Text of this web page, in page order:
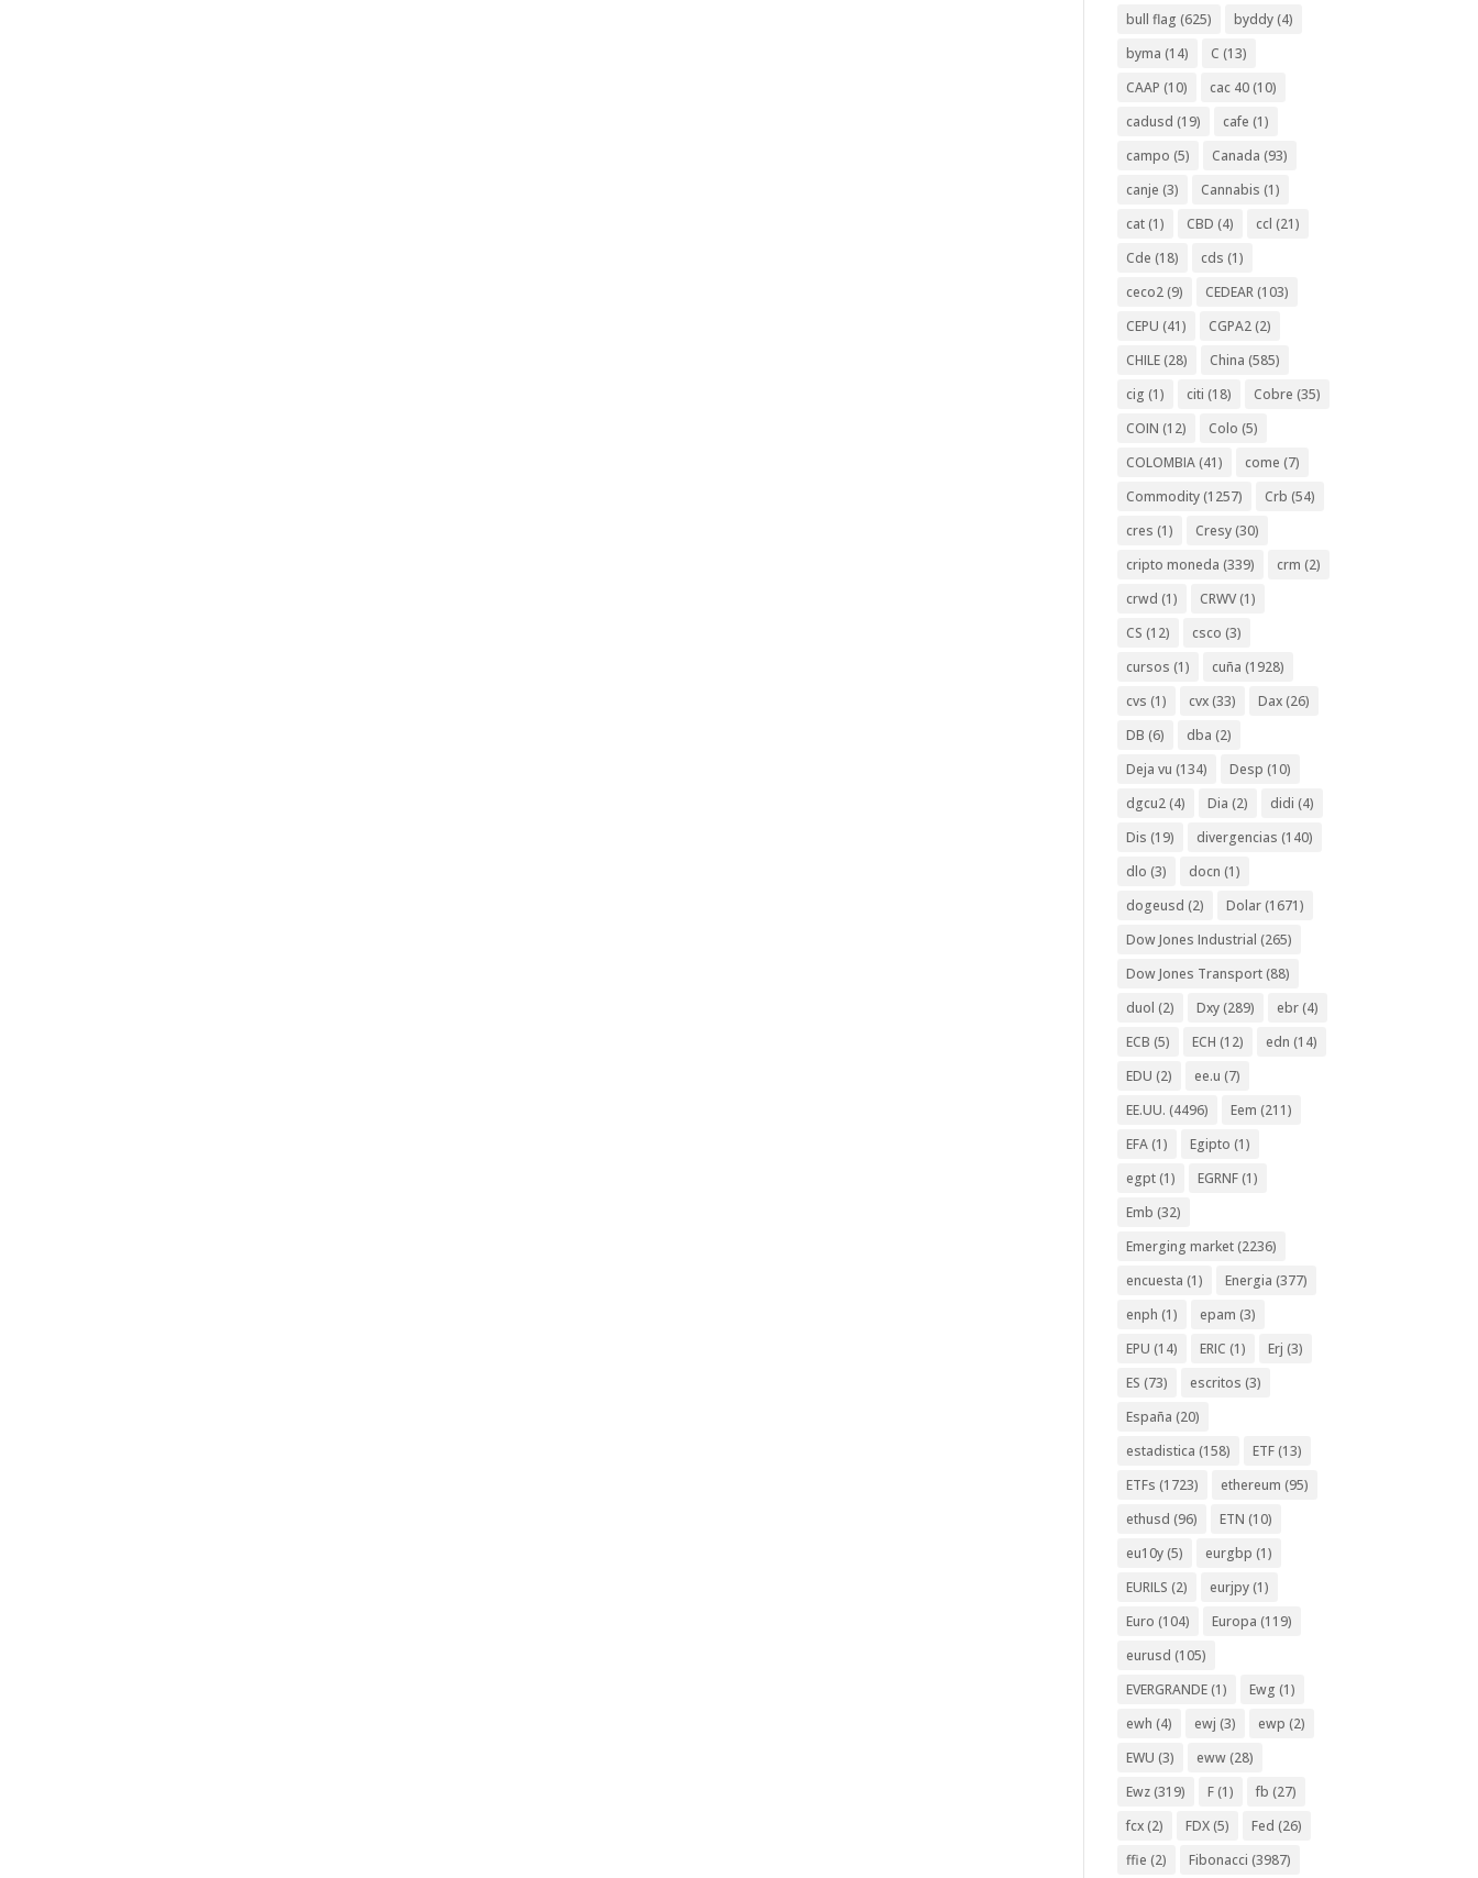
bull flag (625) byddy (4)
byma (14) C (13)
CAAP (10) cac 40 (10)
cadusd (19) cafe (1)
campo (5) Canada (93)
canje (3) Cannabis (1)
cat (1) CBD (4) ccl (21)
Cde (18) cds (1)
ceco2 (9) CEDEAR (103)
CEPU (41) CGPA2 (2)
CHILE (28) China (585)
cig (1) citi (18) Cobre (35)
COIN (12) Colo (5)
COLOMBIA (41) come (7)
Commodity (1257) Crb (54)
cres (1) Cresy (30)
cripto moneda (339) crm (2)
crwd (1) CRWV (1)
CS (12) csco (3)
cursos (1) cuña (1928)
cvs (1) cvx (33) Dax (26)
DB (6) dba (2)
Deja vu (134) Desp (10)
dgcu2 (4) Dia (2) didi (4)
Dis (19) divergencias (140)
dlo (3) docn (1)
dogeusd (2) Dolar (1671)
Dow Jones Industrial (265)
Dow Jones Transport (88)
duol (2) Dxy (289) ebr (4)
ECB (5) ECH (12) edn (14)
EDU (2) ee.u (7)
EE.UU. (4496) Eem (211)
EFA (1) Egipto (1)
egpt (1) EGRNF (1)
Emb (32)
Emerging market (2236)
encuesta (1) Energia (377)
enph (1) epam (3)
EPU (14) ERIC (1) Erj (3)
ES (73) escritos (3)
España (20)
estadistica (158) ETF (13)
ETFs (1723) ethereum (95)
ethusd (96) ETN (10)
eu10y (5) eurgbp (1)
EURILS (2) eurjpy (1)
Euro (104) Europa (119)
eurusd (105)
EVERGRANDE (1) Ewg (1)
ewh (4) ewj (3) ewp (2)
EWU (3) eww (28)
Ewz (319) F (1) fb (27)
fcx (2) FDX (5) Fed (26)
ffie (2) Fibonacci (3987)